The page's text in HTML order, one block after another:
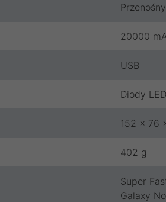
20000
USB
Diody LED
152 x 76
402 g
Super
Galaxy